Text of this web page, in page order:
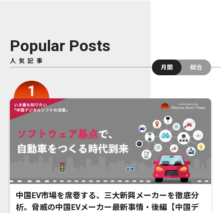
Popular Posts
人気記事
月間
総合
中国EV市場を席巻する、三大新興メーカーを徹底分
析。脅威の中国EVメーカー最新事情・後編【中国デ